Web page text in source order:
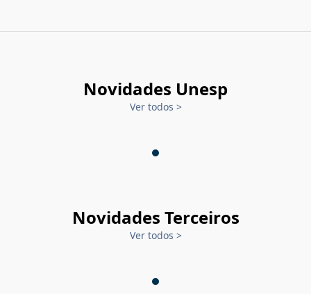
Novidades Unesp
Ver todos >
Novidades Terceiros
Ver todos >